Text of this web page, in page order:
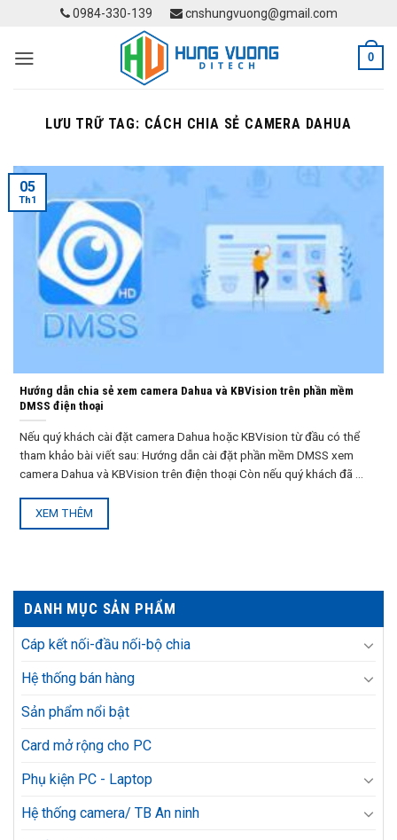
content
0984-330-139 cnshungvuong@gmail.com
0
LƯU TRỮ TAG: CÁCH CHIA SẺ CAMERA DAHUA
Hướng dẫn chia sẻ xem camera Dahua và KBVision trên phần mềm
DMSS điện thoại
Nếu quý khách cài đặt camera Dahua hoặc KBVision từ đầu có thể
tham khảo bài viết sau: Hướng dẫn cài đặt phần mềm DMSS xem
camera Dahua và KBVision trên điện thoại Còn nếu quý khách đã ...
XEM THÊM
05
Th1
DANH MỤC SẢN PHẨM
Cáp kết nối-đầu nối-bộ chia
Hệ thống bán hàng
Sản phẩm nổi bật
Card mở rộng cho PC
Phụ kiện PC - Laptop
Hệ thống camera/ TB An ninh